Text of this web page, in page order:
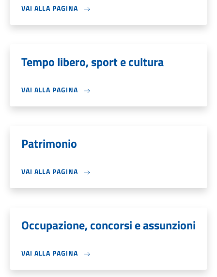
VAI ALLA PAGINA
Tempo libero, sport e cultura
VAI ALLA PAGINA
Patrimonio
VAI ALLA PAGINA
Occupazione, concorsi e assunzioni
VAI ALLA PAGINA